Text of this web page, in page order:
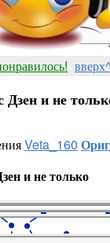
вверх^
Дзен и не
Veta_160
и не только